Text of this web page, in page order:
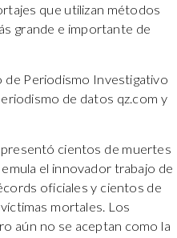
que utilizan métodos
grande e importante de
de Periodismo Investigativo
de datos qz.com y
cientos de muertes
el innovador trabajo de
oficiales y cientos de
mortales. Los
aún no se aceptan como la